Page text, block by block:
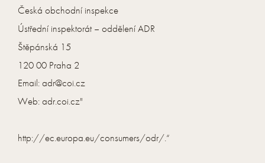
Česká obchodní inspekce
Ústřední inspektorát – oddělení ADR
Štěpánská 15
120 00 Praha 2
Email: adr@coi.cz
Web: adr.coi.cz"
http://ec.europa.eu/consumers/odr/.“